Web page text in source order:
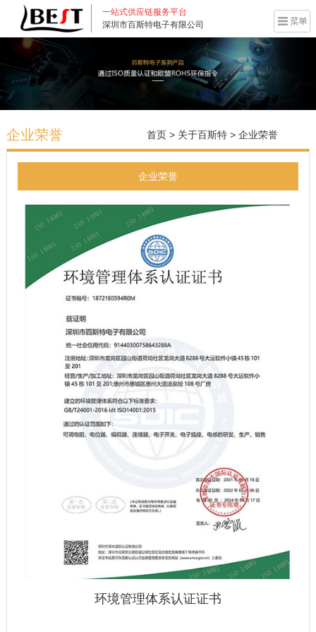
一站式供应链服务平台
深圳市百斯特电子有限公司
企业荣誉 首页 > 关于百斯特 >企业荣誉
企业荣誉
环境管理体系认证证书